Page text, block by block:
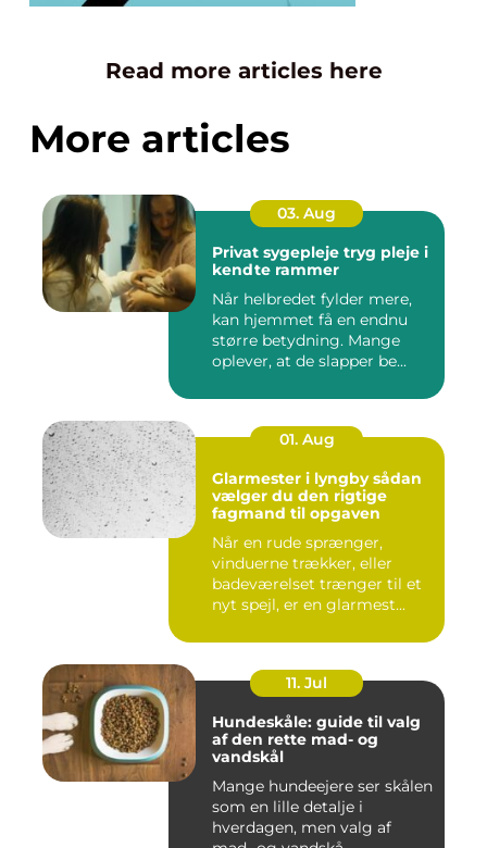
Read more articles here
More articles
03. Aug
Privat sygepleje tryg pleje i
kendte rammer
Når helbredet fylder mere,
kan hjemmet få en endnu
større betydning. Mange
oplever, at de slapper be...
01. Aug
Glarmester i lyngby sådan
vælger du den rigtige
fagmand til opgaven
Når en rude sprænger,
vinduerne trækker, eller
badeværelset trænger til et
nyt spejl, er en glarmest...
11. Jul
Hundeskåle: guide til valg
af den rette mad- og
vandskål
Mange hundeejere ser skålen
som en lille detalje i
hverdagen, men valg af